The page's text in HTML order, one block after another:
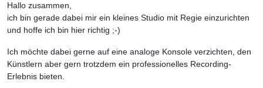
Hallo zusammen,
ich bin gerade dabei mir ein kleines Studio mit Regie einzurichten
und hoffe ich bin hier richtig ;-)
Ich möchte dabei gerne auf eine analoge Konsole verzichten, den
Künstlern aber gern trotzdem ein professionelles Recording-
Erlebnis bieten.